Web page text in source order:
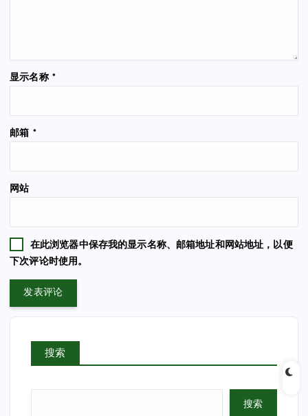
显示名称 *
邮箱 *
网站
在此浏览器中保存我的显示名称、邮箱地址和网站地址，以便
下次评论时使用。
搜索
搜索